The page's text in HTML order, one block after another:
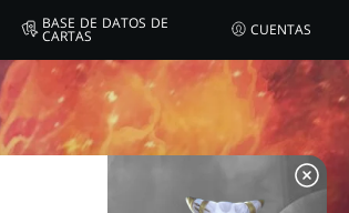
BASE DE DATOS DE
CARTAS CUENTAS